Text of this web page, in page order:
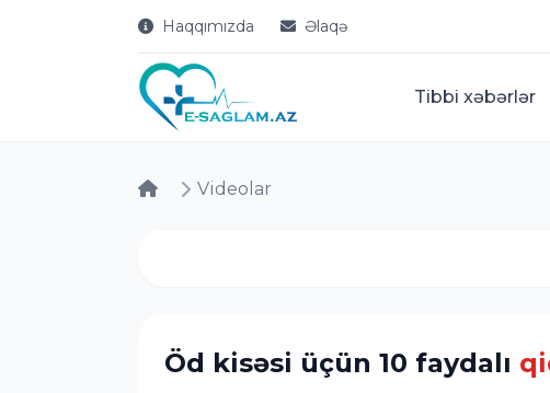
Haqqımızda Əlaqə
Tibbi xəbərlər
Videolar
Öd kisəsi üçün 10 faydalı